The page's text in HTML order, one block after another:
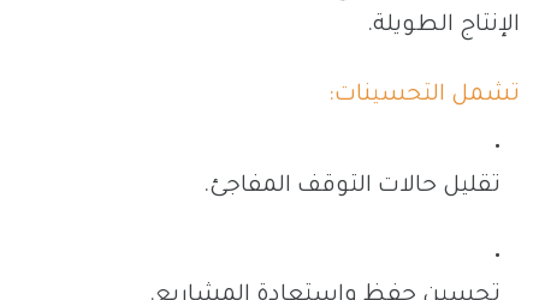
الإنتاج الطويلة.
تشمل التحسينات:
تقليل حالات التوقف المفاجئ.